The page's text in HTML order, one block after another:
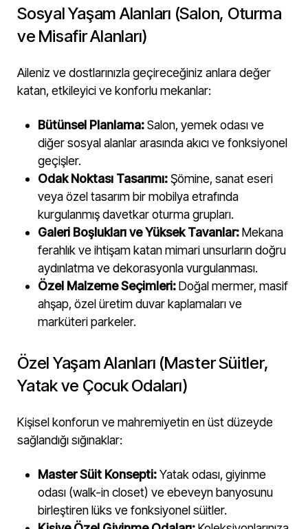
Sosyal Yaşam Alanları (Salon, Oturma
ve Misafir Alanları)
Aileniz ve dostlarınızla geçireceğiniz anlara değer
katan, etkileyici ve konforlu mekanlar:
Bütünsel Planlama:Salon, yemek odası ve
diğer sosyal alanlar arasında akıcı ve fonksiyonel
geçişler.
Odak Noktası Tasarımı:Şömine, sanat eseri
veya özel tasarım bir mobilya etrafında
kurgulanmış davetkar oturma grupları.
Galeri Boşlukları ve Yüksek Tavanlar:Mekana
ferahlık ve ihtişam katan mimari unsurların doğru
aydınlatma ve dekorasyonla vurgulanması.
Özel Malzeme Seçimleri:Doğal mermer, masif
ahşap, özel üretim duvar kaplamaları ve
marküteri parkeler.
Özel Yaşam Alanları (Master Süitler,
Yatak ve Çocuk Odaları)
Kişisel konforun ve mahremiyetin en üst düzeyde
sağlandığı sığınaklar:
Master Süit Konsepti:Yatak odası, giyinme
odası (walk-in closet) ve ebeveyn banyosunu
birleştiren lüks ve fonksiyonel süitler.